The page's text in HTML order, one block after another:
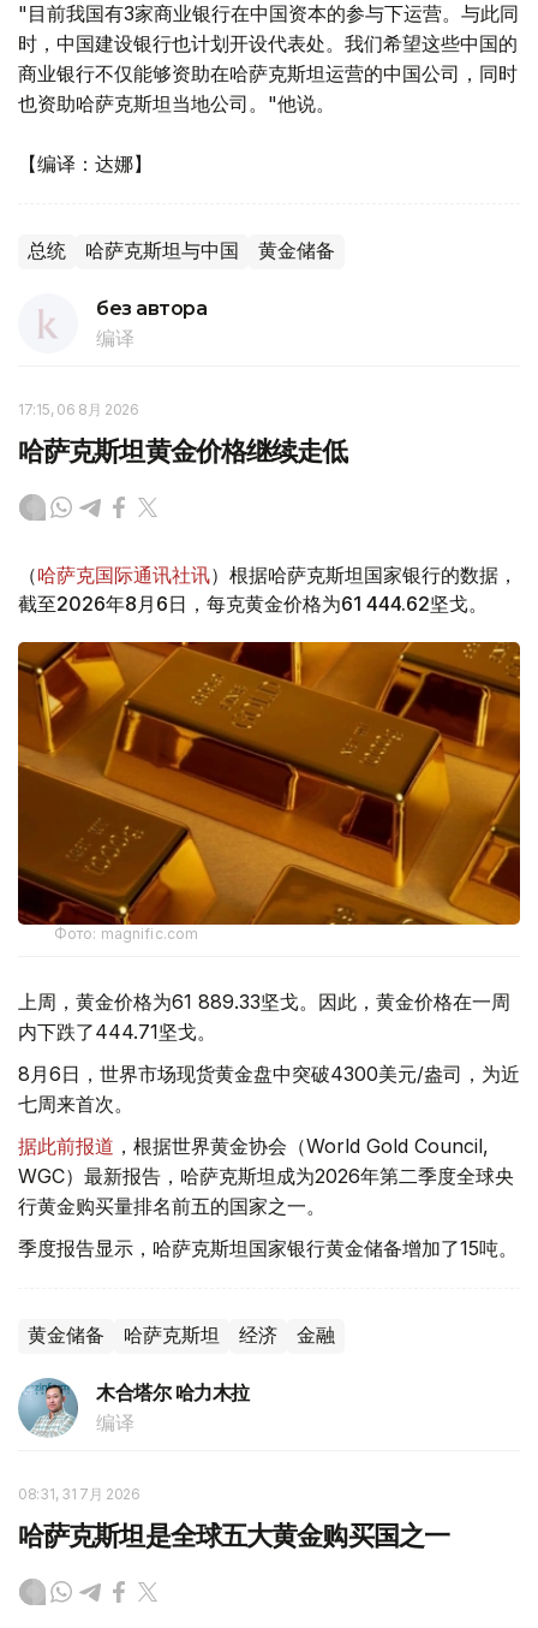
"目前我国有3家商业银行在中国资本的参与下运营。与此同
时，中国建设银行也计划开设代表处。我们希望这些中国的
商业银行不仅能够资助在哈萨克斯坦运营的中国公司，同时
也资助哈萨克斯坦当地公司。"他说。
【编译：达娜】
总统 哈萨克斯坦与中国 黄金储备
без автора
编译
17:15, 06 8月 2026
哈萨克斯坦黄金价格继续走低
（哈萨克国际通讯社讯）根据哈萨克斯坦国家银行的数据，
截至2026年8月6日，每克黄金价格为61 444.62坚戈。
Фото: magnific.com
上周，黄金价格为61 889.33坚戈。因此，黄金价格在一周
内下跌了444.71坚戈。
8月6日，世界市场现货黄金盘中突破4300美元/盎司，为近
七周来首次。
据此前报道 ，根据世界黄金协会（World Gold Council,
WGC）最新报告，哈萨克斯坦成为2026年第二季度全球央
行黄金购买量排名前五的国家之一。
季度报告显示，哈萨克斯坦国家银行黄金储备增加了15吨。
黄金储备 哈萨克斯坦 经济 金融
木合塔尔 哈力木拉
编译
08:31, 31 7月 2026
哈萨克斯坦是全球五大黄金购买国之一